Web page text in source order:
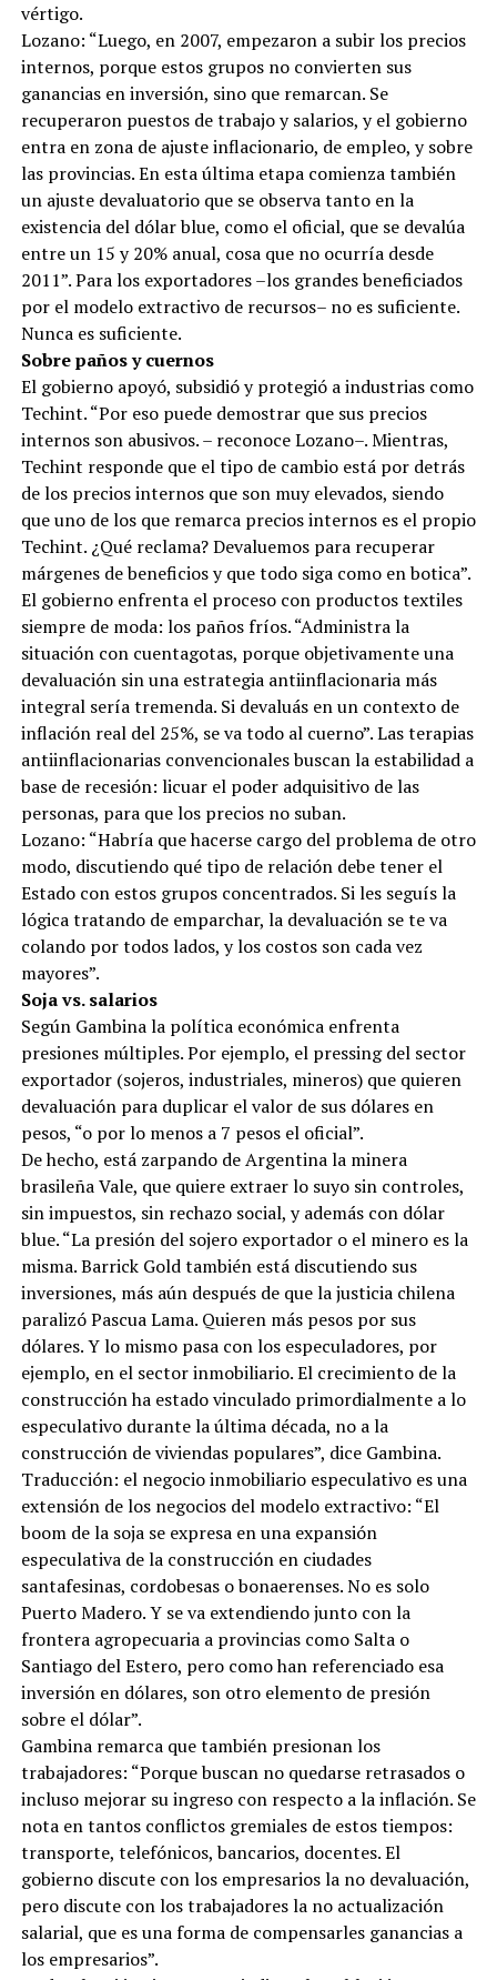
vértigo.
Lozano: “Luego, en 2007, empezaron a subir los precios
internos, porque estos grupos no convierten sus
ganancias en inversión, sino que remarcan. Se
recuperaron puestos de trabajo y salarios, y el gobierno
entra en zona de ajuste inflacionario, de empleo, y sobre
las provincias. En esta última etapa comienza también
un ajuste devaluatorio que se observa tanto en la
existencia del dólar blue, como el oficial, que se devalúa
entre un 15 y 20% anual, cosa que no ocurría desde
2011”. Para los exportadores –los grandes beneficiados
por el modelo extractivo de recursos– no es suficiente.
Nunca es suficiente.
Sobre paños y cuernos
El gobierno apoyó, subsidió y protegió a industrias como
Techint. “Por eso puede demostrar que sus precios
internos son abusivos. – reconoce Lozano–. Mientras,
Techint responde que el tipo de cambio está por detrás
de los precios internos que son muy elevados, siendo
que uno de los que remarca precios internos es el propio
Techint. ¿Qué reclama? Devaluemos para recuperar
márgenes de beneficios y que todo siga como en botica”.
El gobierno enfrenta el proceso con productos textiles
siempre de moda: los paños fríos. “Administra la
situación con cuentagotas, porque objetivamente una
devaluación sin una estrategia antiinflacionaria más
integral sería tremenda. Si devaluás en un contexto de
inflación real del 25%, se va todo al cuerno”. Las terapias
antiinflacionarias convencionales buscan la estabilidad a
base de recesión: licuar el poder adquisitivo de las
personas, para que los precios no suban.
Lozano: “Habría que hacerse cargo del problema de otro
modo, discutiendo qué tipo de relación debe tener el
Estado con estos grupos concentrados. Si les seguís la
lógica tratando de emparchar, la devaluación se te va
colando por todos lados, y los costos son cada vez
mayores”.
Soja vs. salarios
Según Gambina la política económica enfrenta
presiones múltiples. Por ejemplo, el pressing del sector
exportador (sojeros, industriales, mineros) que quieren
devaluación para duplicar el valor de sus dólares en
pesos, “o por lo menos a 7 pesos el oficial”.
De hecho, está zarpando de Argentina la minera
brasileña Vale, que quiere extraer lo suyo sin controles,
sin impuestos, sin rechazo social, y además con dólar
blue. “La presión del sojero exportador o el minero es la
misma. Barrick Gold también está discutiendo sus
inversiones, más aún después de que la justicia chilena
paralizó Pascua Lama. Quieren más pesos por sus
dólares. Y lo mismo pasa con los especuladores, por
ejemplo, en el sector inmobiliario. El crecimiento de la
construcción ha estado vinculado primordialmente a lo
especulativo durante la última década, no a la
construcción de viviendas populares”, dice Gambina.
Traducción: el negocio inmobiliario especulativo es una
extensión de los negocios del modelo extractivo: “El
boom de la soja se expresa en una expansión
especulativa de la construcción en ciudades
santafesinas, cordobesas o bonaerenses. No es solo
Puerto Madero. Y se va extendiendo junto con la
frontera agropecuaria a provincias como Salta o
Santiago del Estero, pero como han referenciado esa
inversión en dólares, son otro elemento de presión
sobre el dólar”.
Gambina remarca que también presionan los
trabajadores: “Porque buscan no quedarse retrasados o
incluso mejorar su ingreso con respecto a la inflación. Se
nota en tantos conflictos gremiales de estos tiempos:
transporte, telefónicos, bancarios, docentes. El
gobierno discute con los empresarios la no devaluación,
pero discute con los trabajadores la no actualización
salarial, que es una forma de compensarles ganancias a
los empresarios”.